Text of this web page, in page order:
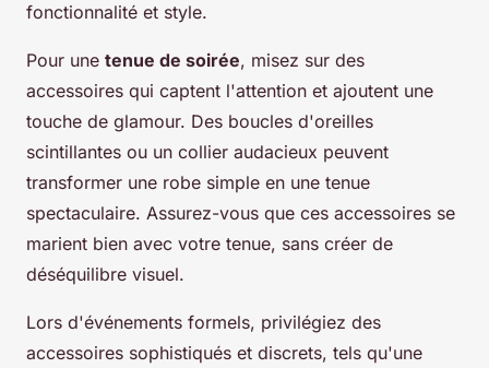
fonctionnalité et style.
Pour une tenue de soirée, misez sur des
accessoires qui captent l'attention et ajoutent une
touche de glamour. Des boucles d'oreilles
scintillantes ou un collier audacieux peuvent
transformer une robe simple en une tenue
spectaculaire. Assurez-vous que ces accessoires se
marient bien avec votre tenue, sans créer de
déséquilibre visuel.
Lors d'événements formels, privilégiez des
accessoires sophistiqués et discrets, tels qu'une